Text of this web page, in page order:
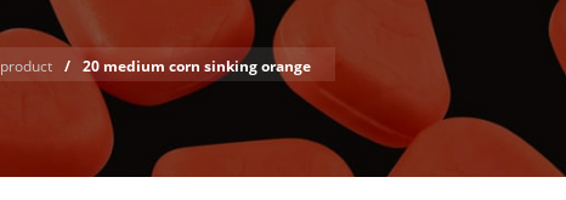
product 20 medium corn sinking orange